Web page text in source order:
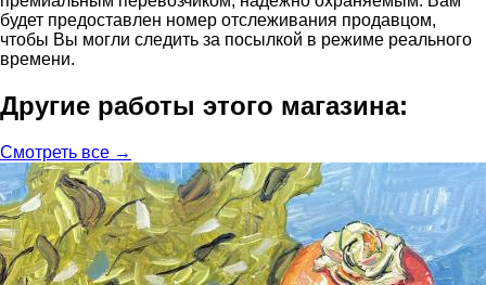
будет предоставлен номер отслеживания продавцом,
чтобы Вы могли следить за посылкой в режиме реального
времени.
Другие работы этого магазина:
Смотреть все →